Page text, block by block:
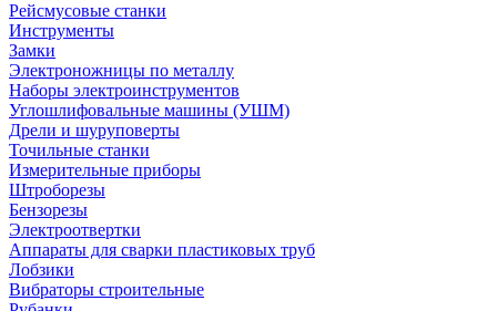
Рейсмусовые станки
Инструменты
Замки
Электроножницы по металлу
Наборы электроинструментов
Углошлифовальные машины (УШМ)
Дрели и шуруповерты
Точильные станки
Измерительные приборы
Штроборезы
Бензорезы
Электроотвертки
Аппараты для сварки пластиковых труб
Лобзики
Вибраторы строительные